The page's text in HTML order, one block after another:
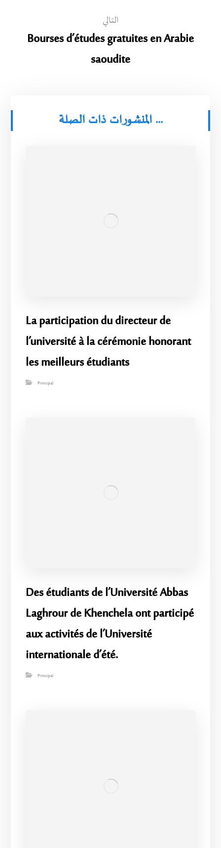
التالي
Bourses d’études gratuites en Arabie
saoudite
المنشورات ذات الصلة ...
La participation du directeur de
l’université à la cérémonie honorant
les meilleurs étudiants
Principal
Des étudiants de l’Université Abbas
Laghrour de Khenchela ont participé
aux activités de l’Université
internationale d’été.
Principal